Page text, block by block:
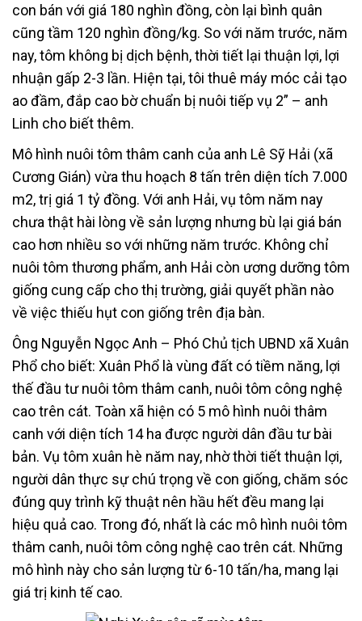
con bán với giá 180 nghìn đồng, còn lại bình quân
cũng tầm 120 nghìn đồng/kg. So với năm trước, năm
nay, tôm không bị dịch bệnh, thời tiết lại thuận lợi, lợi
nhuận gấp 2-3 lần. Hiện tại, tôi thuê máy móc cải tạo
ao đầm, đắp cao bờ chuẩn bị nuôi tiếp vụ 2” – anh
Linh cho biết thêm.
Mô hình nuôi tôm thâm canh của anh Lê Sỹ Hải (xã
Cương Gián) vừa thu hoạch 8 tấn trên diện tích 7.000
m2, trị giá 1 tỷ đồng. Với anh Hải, vụ tôm năm nay
chưa thật hài lòng về sản lượng nhưng bù lại giá bán
cao hơn nhiều so với những năm trước. Không chỉ
nuôi tôm thương phẩm, anh Hải còn ương dưỡng tôm
giống cung cấp cho thị trường, giải quyết phần nào
về việc thiếu hụt con giống trên địa bàn.
Ông Nguyễn Ngọc Anh – Phó Chủ tịch UBND xã Xuân
Phổ cho biết: Xuân Phổ là vùng đất có tiềm năng, lợi
thế đầu tư nuôi tôm thâm canh, nuôi tôm công nghệ
cao trên cát. Toàn xã hiện có 5 mô hình nuôi thâm
canh với diện tích 14 ha được người dân đầu tư bài
bản. Vụ tôm xuân hè năm nay, nhờ thời tiết thuận lợi,
người dân thực sự chú trọng về con giống, chăm sóc
đúng quy trình kỹ thuật nên hầu hết đều mang lại
hiệu quả cao. Trong đó, nhất là các mô hình nuôi tôm
thâm canh, nuôi tôm công nghệ cao trên cát. Những
mô hình này cho sản lượng từ 6-10 tấn/ha, mang lại
giá trị kinh tế cao.